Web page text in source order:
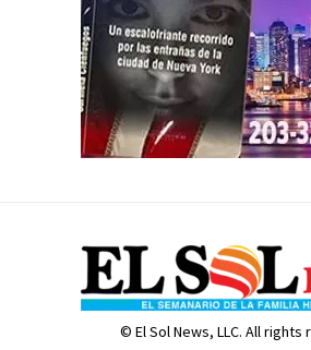
© El Sol News, LLC. All rights